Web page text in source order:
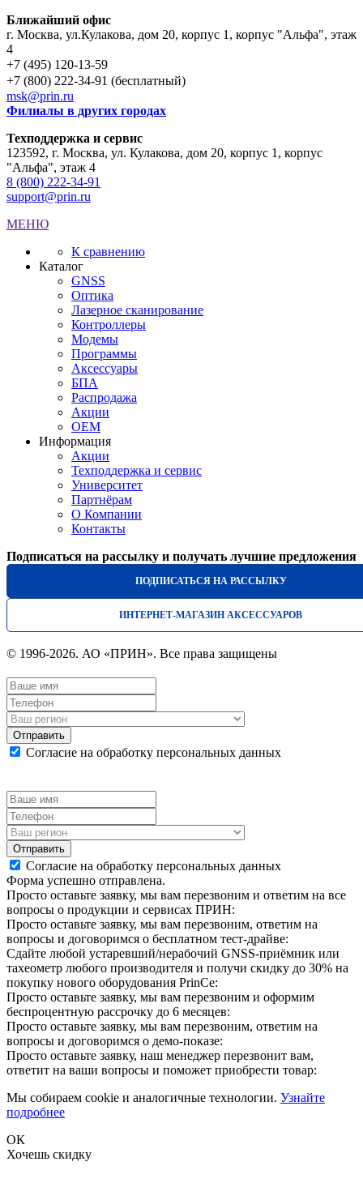
Ближайший офис
г. Москва, ул.Кулакова, дом 20, корпус 1, корпус "Альфа", этаж
4
+7 (495) 120-13-59
+7 (800) 222-34-91 (бесплатный)
msk@prin.ru
Филиалы в других городах
Техподдержка и сервис
123592, г. Москва, ул. Кулакова, дом 20, корпус 1, корпус
"Альфа", этаж 4
8 (800) 222-34-91
support@prin.ru
МЕНЮ
К сравнению
Каталог
GNSS
Оптика
Лазерное сканирование
Контроллеры
Модемы
Программы
Аксеcсуары
БПА
Распродажа
Акции
OEM
Информация
Акции
Техподдержка и сервис
Университет
Партнёрам
О Компании
Контакты
Подписаться на рассылку и получать лучшие предложения
ПОДПИСАТЬСЯ НА РАССЫЛКУ
ИНТЕРНЕТ-МАГАЗИН АКСЕССУАРОВ
© 1996-2026. АО «ПРИН». Все права защищены
Отправить
Согласие на обработку персональных данных
Отправить
Согласие на обработку персональных данных
Форма успешно отправлена.
Просто оставьте заявку, мы вам перезвоним и ответим на все
вопросы о продукции и сервисах ПРИН:
Просто оставьте заявку, мы вам перезвоним, ответим на
вопросы и договоримся о бесплатном тест-драйве:
Сдайте любой устаревший/нерабочий GNSS-приёмник или
тахеометр любого производителя и получи скидку до 30% на
покупку нового оборудования PrinCe:
Просто оставьте заявку, мы вам перезвоним и оформим
беспроцентную рассрочку до 6 месяцев:
Просто оставьте заявку, мы вам перезвоним, ответим на
вопросы и договоримся о демо-показе:
Просто оставьте заявку, наш менеджер перезвонит вам,
ответит на ваши вопросы и поможет приобрести товар:
Мы собираем cookie и аналогичные технологии. Узнайте
подробнее
ОК
Хочешь скидку